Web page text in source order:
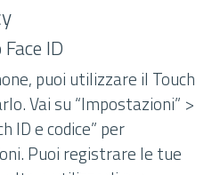
ID
puoi utilizzare il Touch
Vai su “Impostazioni” >
ID e codice” per
Puoi registrare le tue